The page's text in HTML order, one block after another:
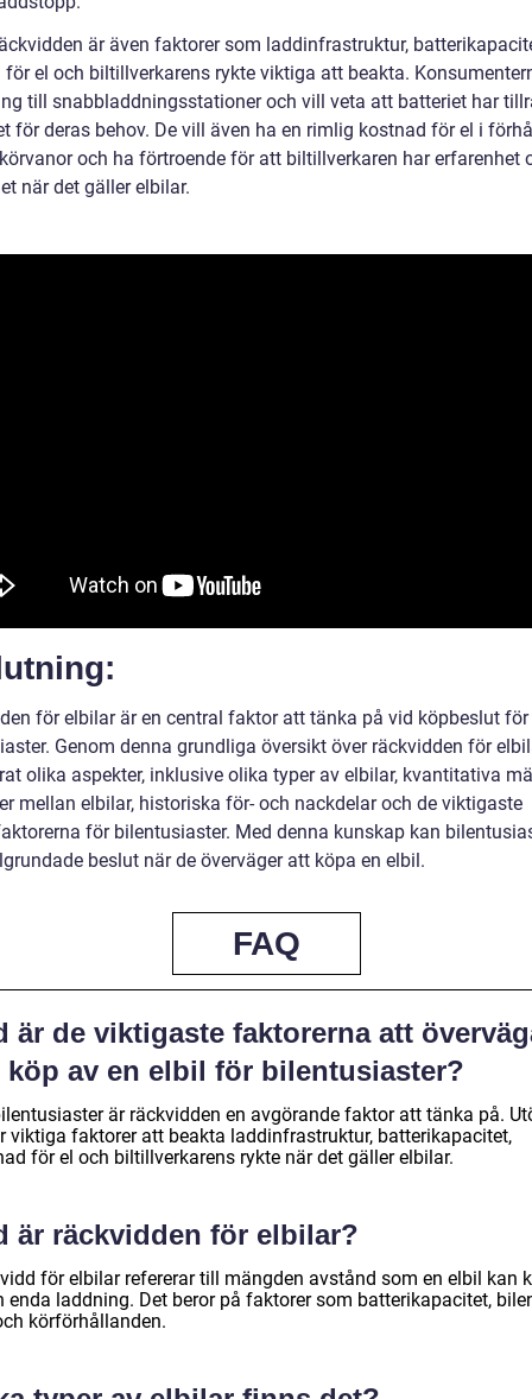
är även faktorer som laddinfrastruktur,
för el och biltillverkarens rykte viktiga att beakta.
till snabbladdningsstationer och vill veta att batteriet har
för deras behov. De vill även ha en rimlig kostnad för el i
och ha förtroende för att biltillverkaren har erfarenhet
när det gäller elbilar.
för elbilar är en central faktor att tänka på vid köpbeslut för
Genom denna grundliga översikt över räckvidden för
olika aspekter, inklusive olika typer av elbilar, kvantitativa
mellan elbilar, historiska för- och nackdelar och de viktigaste
för bilentusiaster. Med denna kunskap kan
beslut när de överväger att köpa en elbil.
FAQ
är de viktigaste faktorerna att
köp av en elbil för bilentusiaster?
är räckvidden en avgörande faktor att tänka på.
viktiga faktorer att beakta laddinfrastruktur, batterikapacitet,
för el och biltillverkarens rykte när det gäller elbilar.
är räckvidden för elbilar?
för elbilar refererar till mängden avstånd som en elbil kan
enda laddning. Det beror på faktorer som batterikapacitet,
körförhållanden.